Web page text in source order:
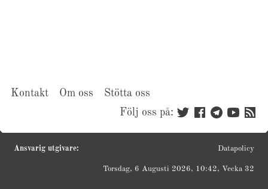
Kontakt Om oss
Stötta oss
Följ oss på:
Ansvarig utgivare: Datapolicy
Torsdag, 6 Augusti 2026, 10:42, Vecka 32